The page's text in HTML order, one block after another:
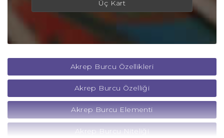
Üç Kart
Akrep Burcu Özellikleri
Akrep Burcu Özelliği
Akrep Burcu Elementi
Akrep Burcu Niteliği